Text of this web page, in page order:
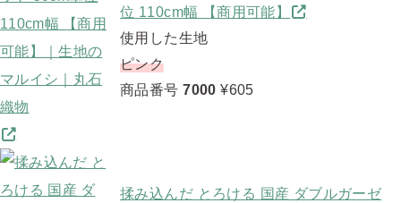
位 110cm幅 【商用可能】
使用した生地
ピンク
商品番号7000 ¥605
揉み込んだ とろける 国産 ダブルガーゼ